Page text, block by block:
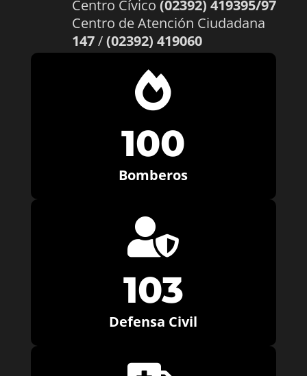
Centro Cívico (02392) 419395/97
Centro de Atención Ciudadana
147/(02392) 419060

100
Bomberos

103
Defensa Civil